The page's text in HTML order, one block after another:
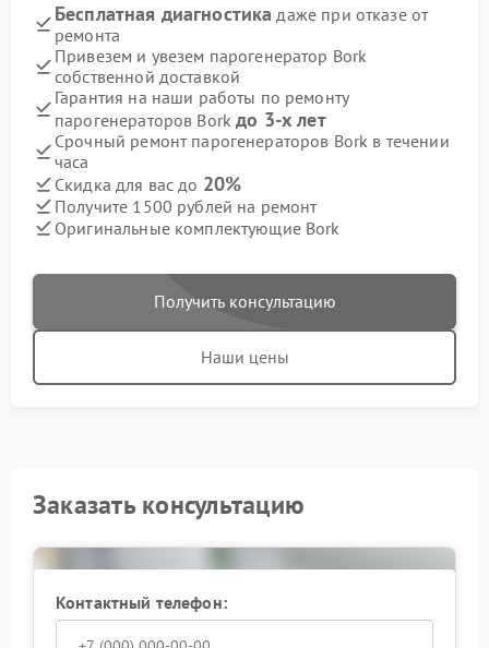
Бесплатная диагностика даже при отказе от
ремонта
Привезем и увезем парогенератор Bork
собственной доставкой
Гарантия на наши работы по ремонту
парогенераторов Borkдо 3-х лет
Срочный ремонт парогенераторов Bork в течении
часа
Скидка для вас до 20%
Получите 1500 рублей на ремонт
Оригинальные комплектующие Bork
Получить консультацию
Наши цены
Заказать консультацию
Контактный телефон: